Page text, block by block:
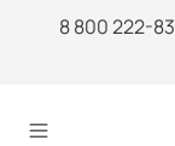
8 800 222-